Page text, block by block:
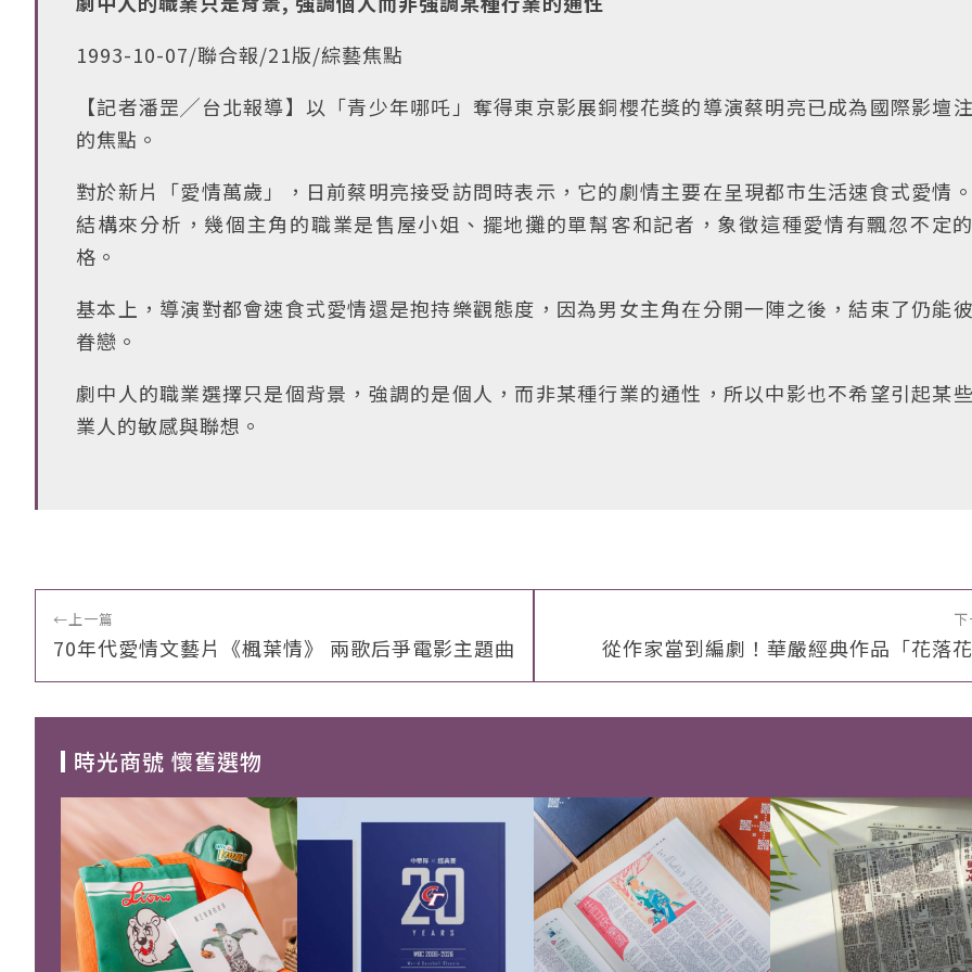
1993-10-07/聯合報/21版/綜藝焦點
【記者潘罡╱台北報導】以「青少年哪吒」奪得東京影展銅櫻花獎的導演蔡明亮已成為國際影壇
的焦點。
對於新片「愛情萬歲」，日前蔡明亮接受訪問時表示，它的劇情主要在呈現都市生活速食式愛情
結構來分析，幾個主角的職業是售屋小姐、擺地攤的單幫客和記者，象徵這種愛情有飄忽不定
格。
基本上，導演對都會速食式愛情還是抱持樂觀態度，因為男女主角在分開一陣之後，結束了仍能
眷戀。
劇中人的職業選擇只是個背景，強調的是個人，而非某種行業的通性，所以中影也不希望引起某
業人的敏感與聯想。
←上一篇
70年代愛情文藝片《楓葉情》 兩歌后爭電影主題曲 從作家當到編劇！華嚴經典作品「花落花
時光商號 懷舊選物